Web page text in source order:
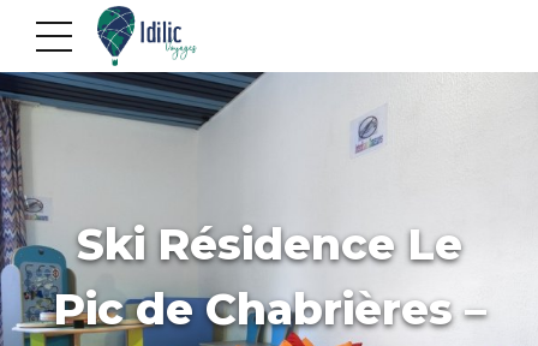
Ski Résidence Le
Pic de Chabrières –